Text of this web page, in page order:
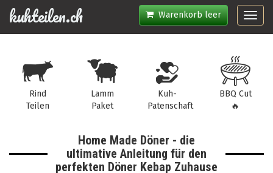
Warenkorb leer
kuhteilen.ch
Rind
Teilen
Lamm
Paket
Kuh-
Patenschaft
BBQ Cut
🔥
Home Made Döner - die
ultimative Anleitung für den
perfekten Döner Kebap Zuhause